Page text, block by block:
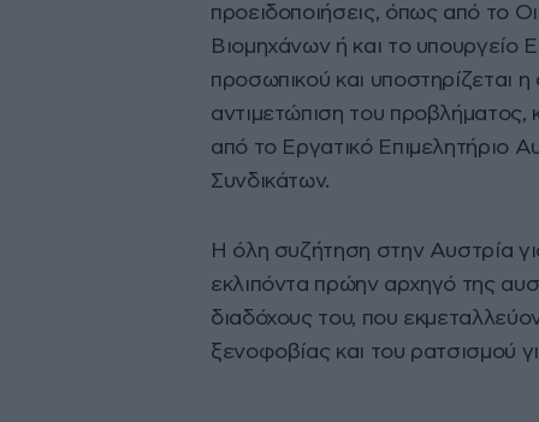
προειδοποιήσεις, όπως από το
Βιομηχάνων ή και το υπουργείο
προσωπικού και υποστηρίζεται
αντιμετώπιση του προβλήματος,
από το Εργατικό Επιμελητήριο
Συνδικάτων.
Η όλη συζήτηση στην Αυστρία
εκλιπόντα πρώην αρχηγό της
διαδόχους του, που
ξενοφοβίας και του ρατσισμού